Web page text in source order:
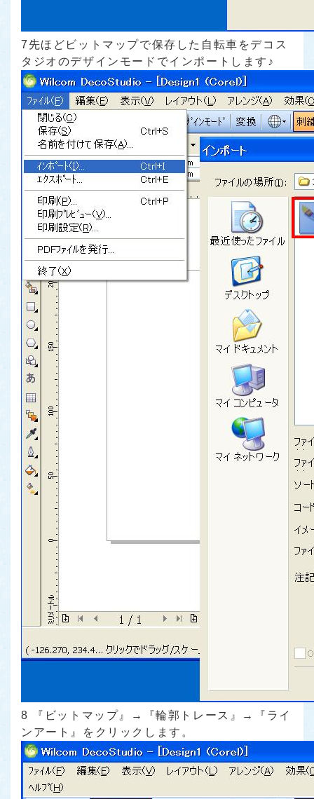
7先ほどビットマップで保存した自転車をデコス
タジオのデザインモードでインポートします♪
8 『ビットマップ』→『輪郭トレース』→『ライ
ンアート』をクリックします。